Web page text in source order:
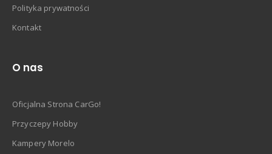
Polityka prywatności
Kontakt
O nas
Oficjalna Strona CarGo!
Przyczepy Hobby
Kampery Morelo